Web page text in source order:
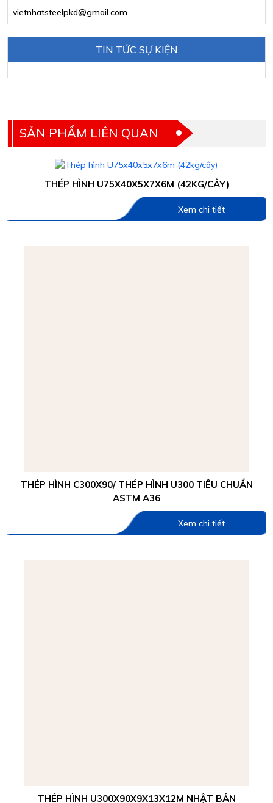
vietnhatsteelpkd@gmail.com
TIN TỨC SỰ KIỆN
SẢN PHẨM LIÊN QUAN
THÉP HÌNH U75X40X5X7X6M (42KG/CÂY)
Xem chi tiết
THÉP HÌNH C300X90/ THÉP HÌNH U300 TIÊU CHUẨN
ASTM A36
Xem chi tiết
THÉP HÌNH U300X90X9X13X12M NHẬT BẢN